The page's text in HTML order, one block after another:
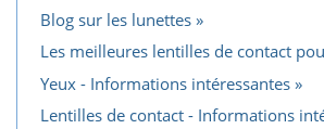
Blog sur les lunettes
Les meilleures lentilles de contact
Yeux - Informations intéressantes
Lentilles de contact - Informations